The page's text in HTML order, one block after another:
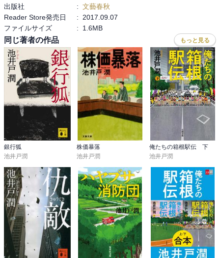
出版社
: 文藝春秋
Reader Store発売日
:
2017.09.07
ファイルサイズ
: 1.6MB
同じ著者の作品 もっと見る
銀行狐
池井戸潤
株価暴落
池井戸潤
俺たちの箱根駅伝 下
池井戸潤